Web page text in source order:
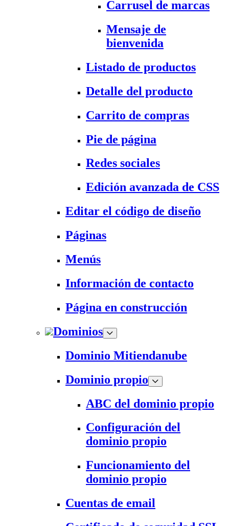
Carrusel de marcas
Mensaje de
bienvenida
Listado de productos
Detalle del producto
Carrito de compras
Pie de página
Redes sociales
Edición avanzada de CSS
Editar el código de diseño
Páginas
Menús
Información de contacto
Página en construcción
Dominios
Dominio Mitiendanube
Dominio propio
ABC del dominio propio
Configuración del
dominio propio
Funcionamiento del
dominio propio
Cuentas de email